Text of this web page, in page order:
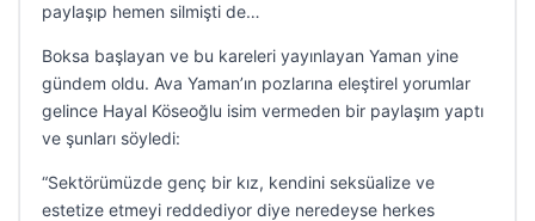
paylaşıp hemen silmişti de…
Boksa başlayan ve bu kareleri yayınlayan Yaman yine
gündem oldu. Ava Yaman’ın pozlarına eleştirel yorumlar
gelince Hayal Köseoğlu isim vermeden bir paylaşım yaptı
ve şunları söyledi:
“Sektörümüzde genç bir kız, kendini seksüalize ve
estetize etmeyi reddediyor diye neredeyse herkes